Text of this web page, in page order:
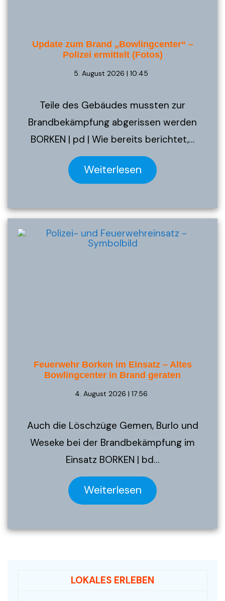
Update zum Brand „Bowlingcenter“ –
Polizei ermittelt (Fotos)
5. August 2026 | 10:45
Teile des Gebäudes mussten zur
Brandbekämpfung abgerissen werden
BORKEN | pd | Wie bereits berichtet,…
Weiterlesen
Feuerwehr Borken im Einsatz – Altes
Bowlingcenter in Brand geraten
4. August 2026 | 17:56
Auch die Löschzüge Gemen, Burlo und
Weseke bei der Brandbekämpfung im
Einsatz BORKEN | bd…
Weiterlesen
LOKALES ERLEBEN